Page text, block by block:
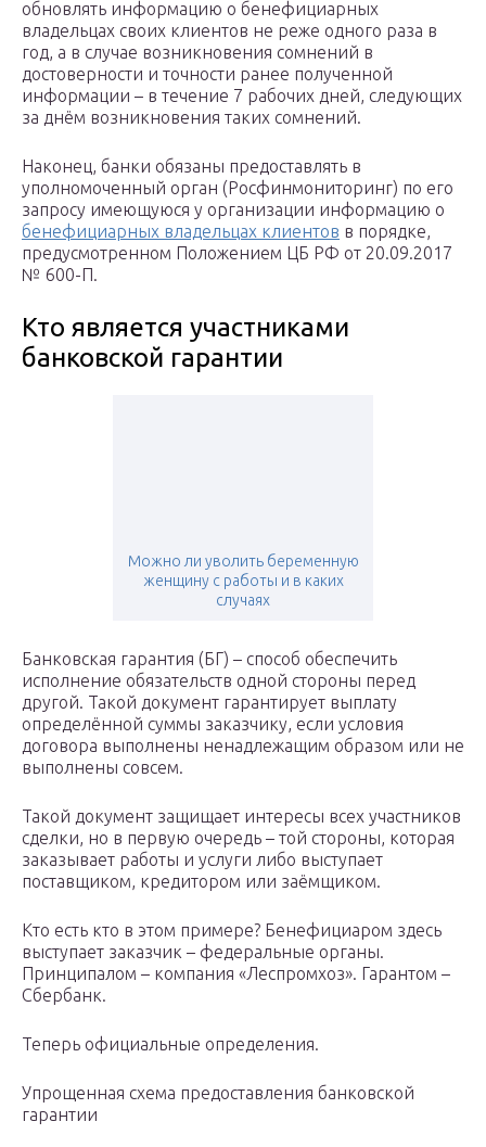
обновлять информацию о бенефициарных
владельцах своих клиентов не реже одного раза в
год, а в случае возникновения сомнений в
достоверности и точности ранее полученной
информации – в течение 7 рабочих дней, следующих
за днём возникновения таких сомнений.
Наконец, банки обязаны предоставлять в
уполномоченный орган (Росфинмониторинг) по его
запросу имеющуюся у организации информацию о
бенефициарных владельцах клиентов в порядке,
предусмотренном Положением ЦБ РФ от 20.09.2017
№ 600-П.
Кто является участниками
банковской гарантии
Можно ли уволить беременную
женщину с работы и в каких
случаях
Банковская гарантия (БГ) – способ обеспечить
исполнение обязательств одной стороны перед
другой. Такой документ гарантирует выплату
определённой суммы заказчику, если условия
договора выполнены ненадлежащим образом или не
выполнены совсем.
Такой документ защищает интересы всех участников
сделки, но в первую очередь – той стороны, которая
заказывает работы и услуги либо выступает
поставщиком, кредитором или заёмщиком.
Кто есть кто в этом примере? Бенефициаром здесь
выступает заказчик – федеральные органы.
Принципалом – компания «Леспромхоз». Гарантом –
Сбербанк.
Теперь официальные определения.
Упрощенная схема предоставления банковской
гарантии